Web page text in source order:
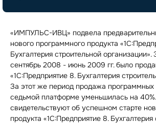
«ИМПУЛЬС-ИВЦ» подвела
нового программного продукта
Бухгалтерия строительной организации».
сентябрь 2008 - июнь 2009 гг. было
«1С:Предприятие 8. Бухгалтерия
За этот же период продажа программных
седьмой платформе уменьшилась на
свидетельствуют об успешном старте
продукта «1С:Предприятие 8. Бухгалтерия